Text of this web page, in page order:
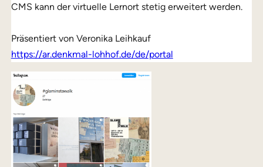
CMS kann der virtuelle Lernort stetig erweitert werden.
Präsentiert von Veronika Leihkauf
https://ar.denkmal-lohhof.de/de/portal